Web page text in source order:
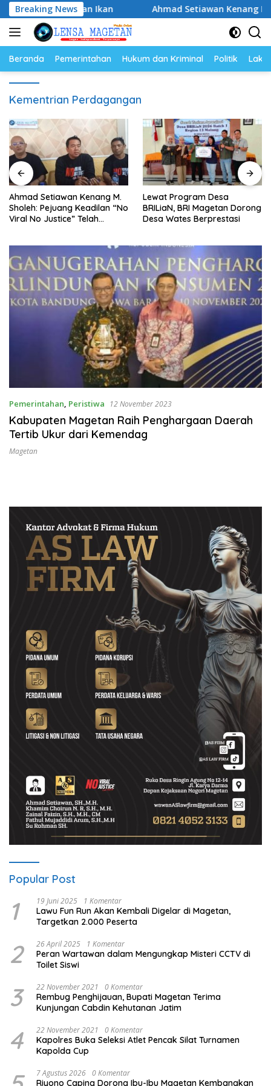
Langsung
ke
konten
Breaking News
Makan Ikan Ahmad Setiawan Kenang M.
Beranda Pemerintahan Hukum dan Kriminal Politik
Kementrian Perdagangan
Ahmad Setiawan Kenang M.
Sholeh: Pejuang Keadilan “No
Viral No Justice” Telah
Lewat Program Desa
BRILiaN, BRI Magetan Dorong
Desa Wates Berprestasi
Pemerintahan, Peristiwa 12 November 2023
Kabupaten Magetan Raih Penghargaan Daerah
Tertib Ukur dari Kemendag
Magetan
Popular Post
1 19 Juni 2025 1 Komentar
Lawu Fun Run Akan Kembali Digelar di Magetan,
Targetkan 2.000 Peserta
2 26 April 2025 1 Komentar
Peran Wartawan dalam Mengungkap Misteri CCTV di
Toilet Siswi
3 22 November 2021 0 Komentar
Rembug Penghijauan, Bupati Magetan Terima
Kunjungan Cabdin Kehutanan Jatim
4 22 November 2021 0 Komentar
Kapolres Buka Seleksi Atlet Pencak Silat Turnamen
Kapolda Cup
7 Agustus 2026 0 Komentar
Riyono Caping Dorong Ibu-Ibu Magetan Kembangkan